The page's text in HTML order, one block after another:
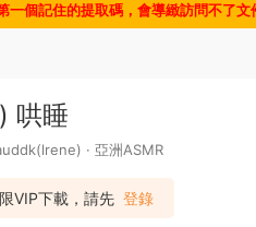
個記住的提取碼，會導緻訪問不了
哄睡
· 亞洲ASMR
VIP下載，請先 登錄